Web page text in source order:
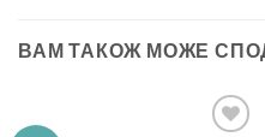
ВАМ ТАКОЖ МОЖЕ